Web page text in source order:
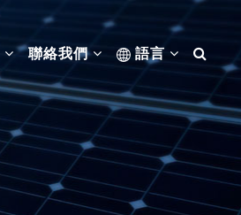
聯絡我們 語言